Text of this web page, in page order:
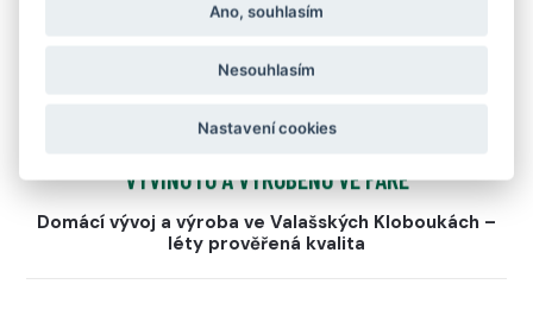
VYVINUTO A VYROBENO VE FARE
Domácí vývoj a výroba ve Valašských Kloboukách –
léty prověřená kvalita
Ano, souhlasím
Nesouhlasím
Nastavení cookies